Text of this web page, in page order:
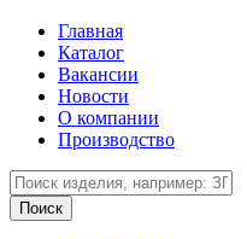
Главная
Каталог
Вакансии
Новости
О компании
Производство